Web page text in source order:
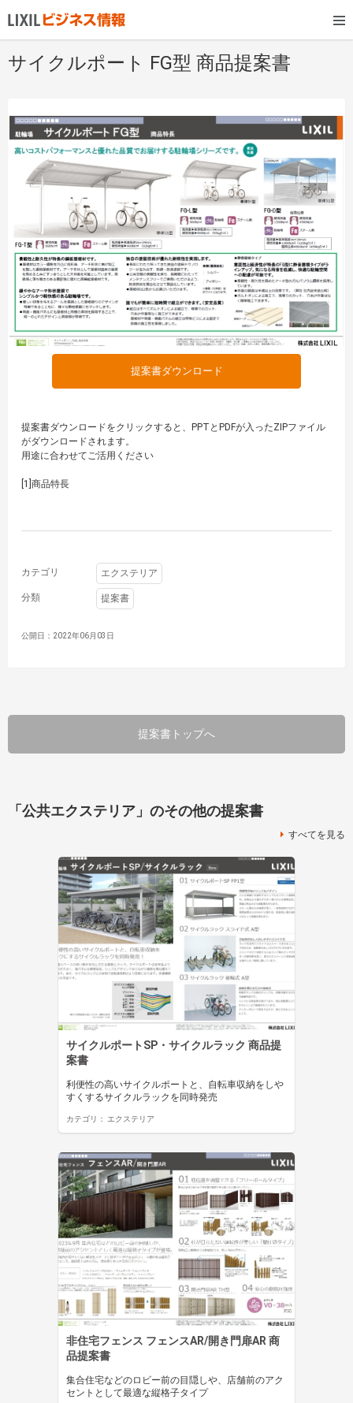
サイクルポート FG型 商品提案書
提案書ダウンロード
提案書ダウンロードをクリックすると、PPTとPDFが入ったZIPファイル
がダウンロードされます。
用途に合わせてご活用ください
[1]商品特長
カテゴリ エクステリア
分類 提案書
公開日：2022年06月03日
提案書トップへ
「公共エクステリア」のその他の提案書
すべてを見る
サイクルポートSP・サイクルラック 商品提
案書
利便性の高いサイクルポートと、自転車収納をしや
すくするサイクルラックを同時発売
カテゴリ： エクステリア
非住宅フェンス フェンスAR/開き門扉AR 商
品提案書
集合住宅などのロビー前の目隠しや、店舗前のアク
セントとして最適な縦格子タイプ